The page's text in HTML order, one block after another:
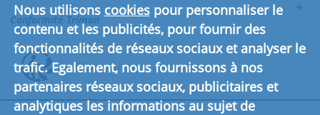
et de livraison
Conformité Triman
Cliquez ici pour en savoir plus.
Nous utilisons cookiespour personnaliser le
contenu et les publicités, pour fournir des
fonctionnalités de réseaux sociaux et analyser le
trafic. Egalement, nous fournissons à nos
partenaires réseaux sociaux, publicitaires et
analytiques les informations au sujet de